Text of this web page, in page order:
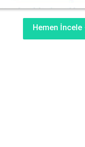
Hemen İncele